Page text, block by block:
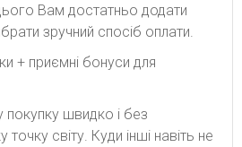
Вам достатньо додати
зручний спосіб оплати.
+ приємні бонуси для
швидко і без
світу. Куди інші навіть не